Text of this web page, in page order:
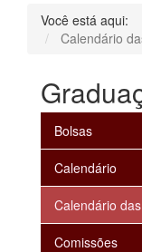
Você está aqui:
Calendário
Bolsas
Calendário
Calendário
Comissões